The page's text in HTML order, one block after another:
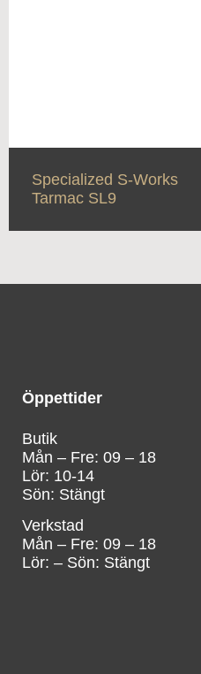
Specialized S-Works
Tarmac SL9
Öppettider
Butik
Mån – Fre: 09 – 18
Lör: 10-14
Sön: Stängt
Verkstad
Mån – Fre: 09 – 18
Lör: – Sön: Stängt